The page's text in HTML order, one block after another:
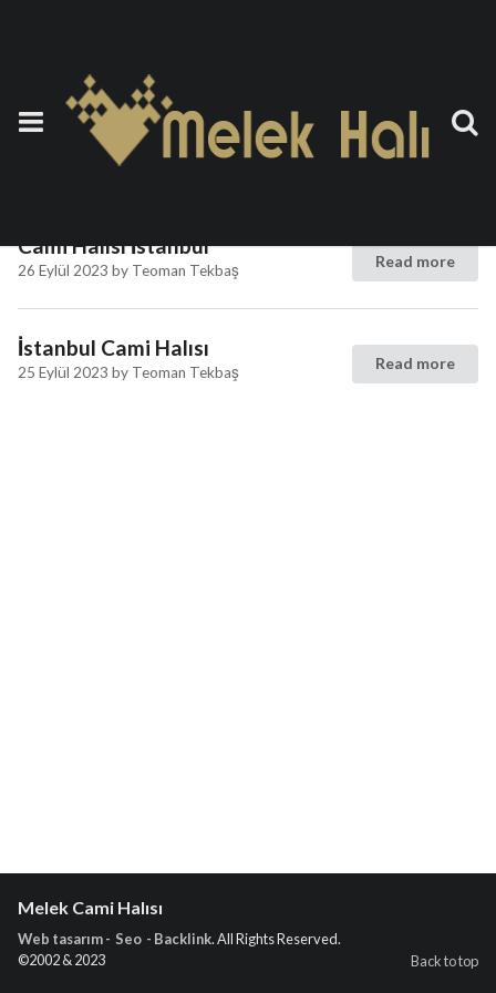
Etiket:Göbekli Cami Halısı
İstanbul
Cami Halısı İstanbul
26 Eylül 2023 by Teoman Tekbaş Read more
İstanbul Cami Halısı
25 Eylül 2023 by Teoman Tekbaş Read more
Melek Cami Halısı
Web tasarım - Seo - Backlink. All Rights Reserved.
©2002 & 2023
Back to top